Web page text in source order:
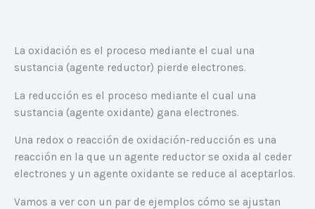
La oxidación es el proceso mediante el cual una
sustancia (agente reductor) pierde electrones.
La reducción es el proceso mediante el cual una
sustancia (agente oxidante) gana electrones.
Una redox o reacción de oxidación-reducción es una
reacción en la que un agente reductor se oxida al ceder
electrones y un agente oxidante se reduce al aceptarlos.
Vamos a ver con un par de ejemplos cómo se ajustan